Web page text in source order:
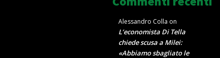
Alessandro Colla on
L’economista Di Tella
chiede scusa a Milei:
«Abbiamo sbagliato le